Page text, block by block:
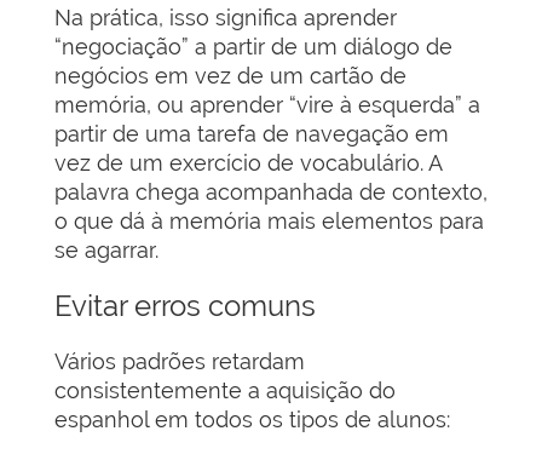
Na prática, isso significa aprender
“negociação” a partir de um diálogo de
negócios em vez de um cartão de
memória, ou aprender “vire à esquerda” a
partir de uma tarefa de navegação em
vez de um exercício de vocabulário. A
palavra chega acompanhada de contexto,
o que dá à memória mais elementos para
se agarrar.
Evitar erros comuns
Vários padrões retardam
consistentemente a aquisição do
espanhol em todos os tipos de alunos: